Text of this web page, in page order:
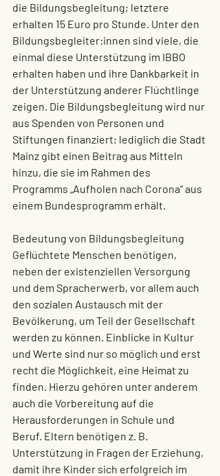
die Bildungsbegleitung; letztere
erhalten 15 Euro pro Stunde. Unter den
Bildungsbegleiter:innen sind viele, die
einmal diese Unterstützung im IBBO
erhalten haben und ihre Dankbarkeit in
der Unterstützung anderer Flüchtlinge
zeigen. Die Bildungsbegleitung wird nur
aus Spenden von Personen und
Stiftungen finanziert; lediglich die Stadt
Mainz gibt einen Beitrag aus Mitteln
hinzu, die sie im Rahmen des
Programms „Aufholen nach Corona“ aus
einem Bundesprogramm erhält.
Bedeutung von Bildungsbegleitung
Geflüchtete Menschen benötigen,
neben der existenziellen Versorgung
und dem Spracherwerb, vor allem auch
den sozialen Austausch mit der
Bevölkerung, um Teil der Gesellschaft
werden zu können. Einblicke in Kultur
und Werte sind nur so möglich und erst
recht die Möglichkeit, eine Heimat zu
finden. Hierzu gehören unter anderem
auch die Vorbereitung auf die
Herausforderungen in Schule und
Beruf. Eltern benötigen z. B.
Unterstützung in Fragen der Erziehung,
damit ihre Kinder sich erfolgreich im